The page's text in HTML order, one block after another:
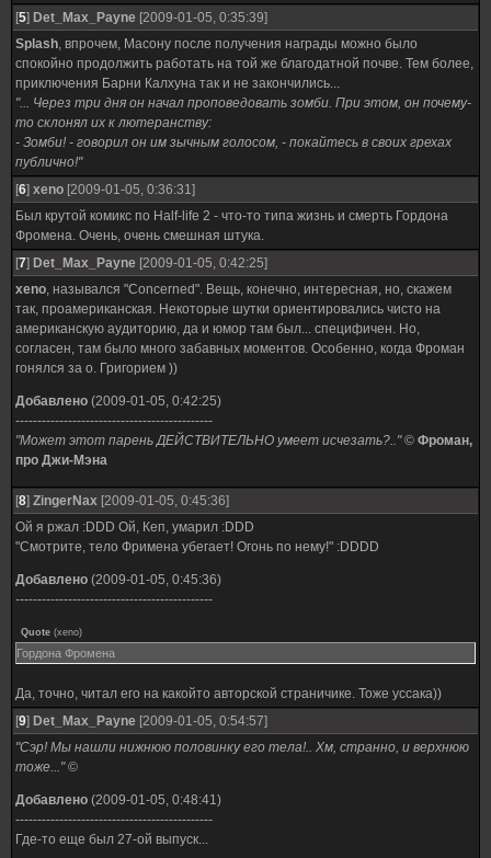
[5] Det_Max_Payne [2009-01-05, 0:35:39]
Splash, впрочем, Масону после получения награды можно было
спокойно продолжить работать на той же благодатной почве. Тем более,
приключения Барни Калхуна так и не закончились...
"... Через три дня он начал проповедовать зомби. При этом, он почему-
то склонял их к лютеранству:
- Зомби! - говорил он им зычным голосом, - покайтесь в своих грехах
публично!"
[6] xeno [2009-01-05, 0:36:31]
Был крутой комикс по Half-life 2 - что-то типа жизнь и смерть Гордона
Фромена. Очень, очень смешная штука.
[7] Det_Max_Payne [2009-01-05, 0:42:25]
xeno, назывался "Concerned". Вещь, конечно, интересная, но, скажем
так, проамериканская. Некоторые шутки ориентировались чисто на
американскую аудиторию, да и юмор там был... специфичен. Но,
согласен, там было много забавных моментов. Особенно, когда Фроман
гонялся за о. Григорием ))
Добавлено (2009-01-05, 0:42:25)
---------------------------------------------
"Может этот парень ДЕЙСТВИТЕЛЬНО умеет исчезать?.."© Фроман,
про Джи-Мэна
[8] ZingerNax [2009-01-05, 0:45:36]
Ой я ржал :DDD Ой, Кеп, умарил :DDD
"Смотрите, тело Фримена убегает! Огонь по нему!" :DDDD
Добавлено (2009-01-05, 0:45:36)
---------------------------------------------
Quote (xeno)
Гордона Фромена
Да, точно, читал его на какойто авторской страничике. Тоже уссака))
[9] Det_Max_Payne [2009-01-05, 0:54:57]
"Сэр! Мы нашли нижнюю половинку его тела!.. Хм, странно, и верхнюю
тоже..."©
Добавлено (2009-01-05, 0:48:41)
---------------------------------------------
Где-то еще был 27-ой выпуск...